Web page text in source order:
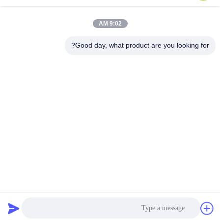
9:02 AM
Good day, what product are you looking for?